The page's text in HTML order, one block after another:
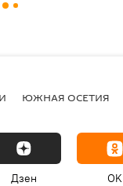
ЮЖНАЯ ОСЕТИЯ
Дзен OK